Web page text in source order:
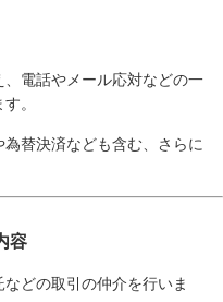
電話やメール応対などの一
。
替決済なども含む、さらに
容
どの取引の仲介を行いま